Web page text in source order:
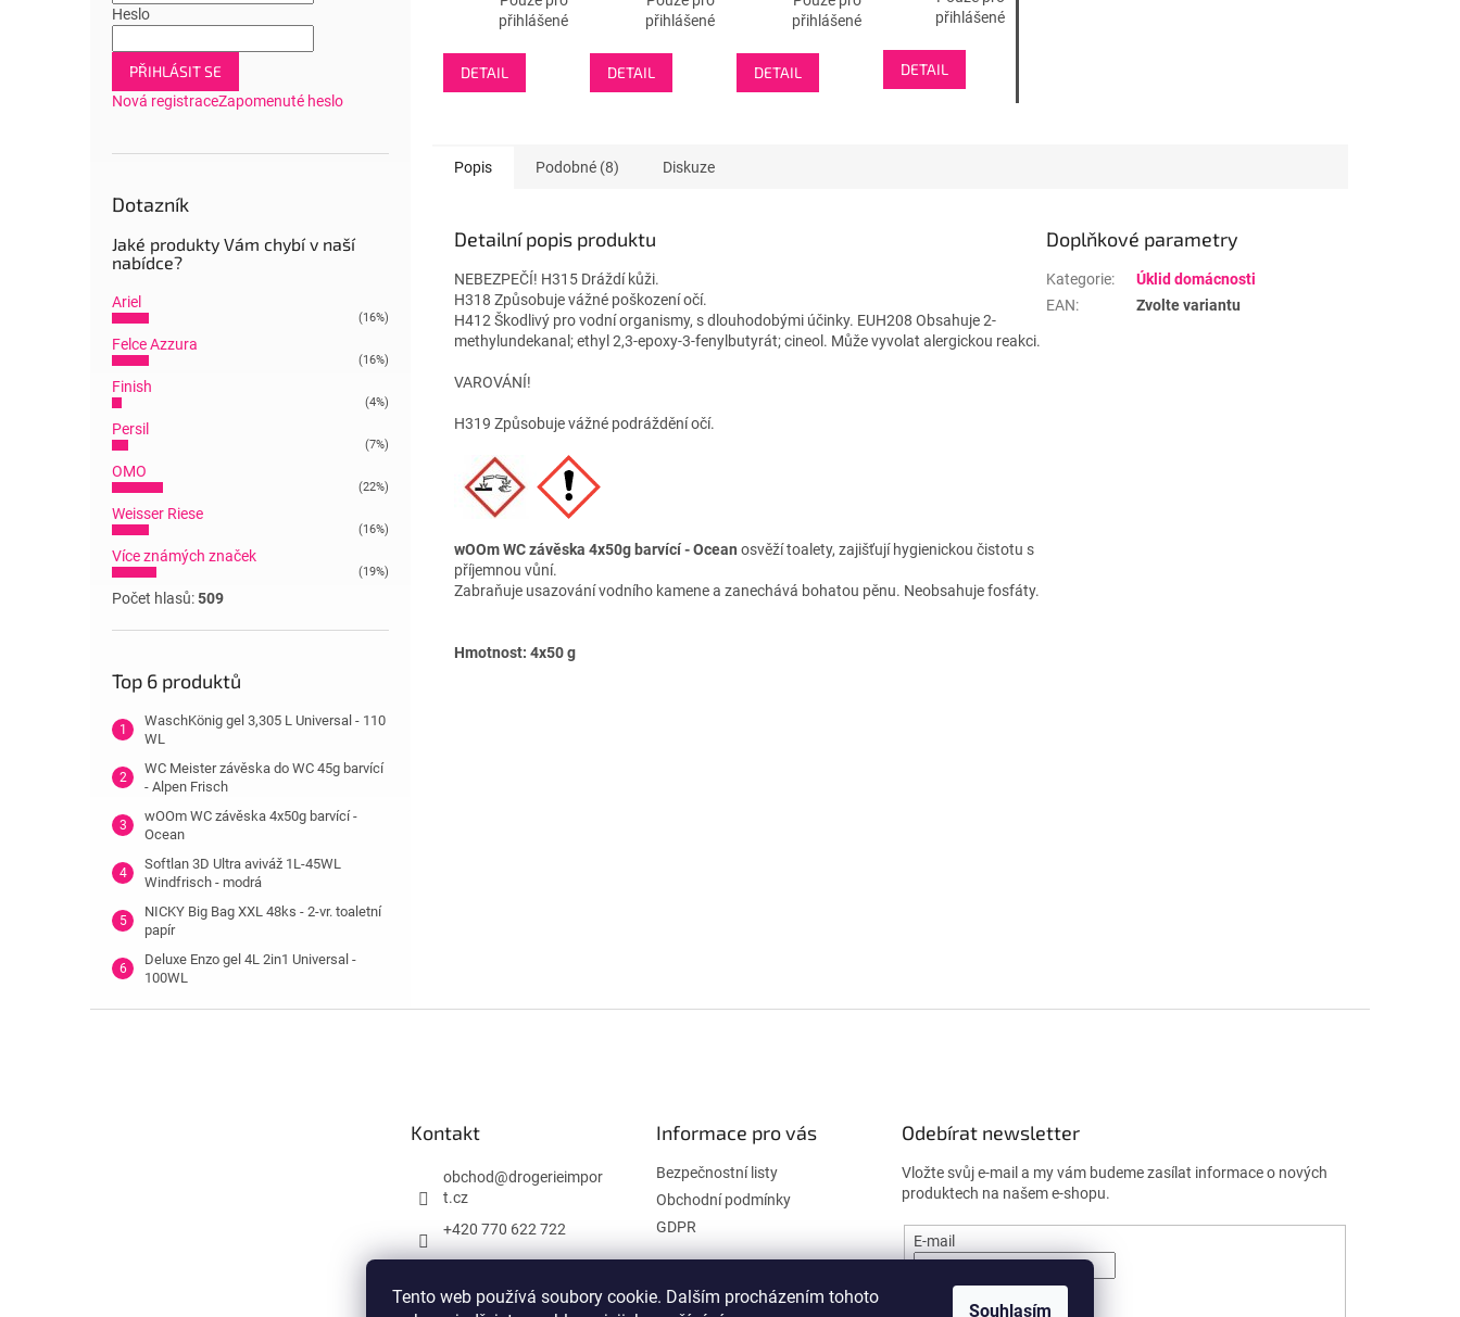
Tento web používá soubory cookie. Dalším procházením tohoto
Souhlasím
Heslo
PŘIHLÁSIT SE
Nová registraceZapomenuté heslo
Dotazník
Jaké produkty Vám chybí v naší
nabídce?
Ariel
(16%)
Felce Azzura
(16%)
Finish
(4%)
Persil
(7%)
OMO
(22%)
Weisser Riese
(16%)
Více známých značek
(19%)
Počet hlasů:509
Top 6 produktů
WaschKönig gel 3,305 L Universal - 110
WL
WC Meister závěska do WC 45g barvící
- Alpen Frisch
wOOm WC závěska 4x50g barvící -
Ocean
Softlan 3D Ultra aviváž 1L-45WL
Windfrisch - modrá
NICKY Big Bag XXL 48ks - 2-vr. toaletní
papír
Deluxe Enzo gel 4L 2in1 Universal -
100WL
přihlášené
DETAIL
přihlášené
DETAIL
přihlášené
DETAIL
přihlášené
DETAIL
Popis Podobné (8) Diskuze
Detailní popis produktu
NEBEZPEČÍ! H315 Dráždí kůži.
H318 Způsobuje vážné poškození očí.
H412 Škodlivý pro vodní organismy, s dlouhodobými účinky. EUH208 Obsahuje 2-
methylundekanal; ethyl 2,3-epoxy-3-fenylbutyrát; cineol. Může vyvolat alergickou reakci.
VAROVÁNÍ!
H319 Způsobuje vážné podráždění očí.
wOOm WC závěska 4x50g barvící - Ocean osvěží toalety, zajišťují hygienickou čistotu s
příjemnou vůní.
Zabraňuje usazování vodního kamene a zanechává bohatou pěnu. Neobsahuje fosfáty.
Hmotnost: 4x50 g
Doplňkové parametry
Kategorie:
Úklid domácnosti
EAN: Zvolte variantu
Kontakt
obchod@drogerieimpor
t.cz
+420 770 622 722
Informace pro vás
Bezpečnostní listy
Obchodní podmínky
GDPR
Odebírat newsletter
Vložte svůj e-mail a my vám budeme zasílat informace o nových
produktech na našem e-shopu.
E-mail